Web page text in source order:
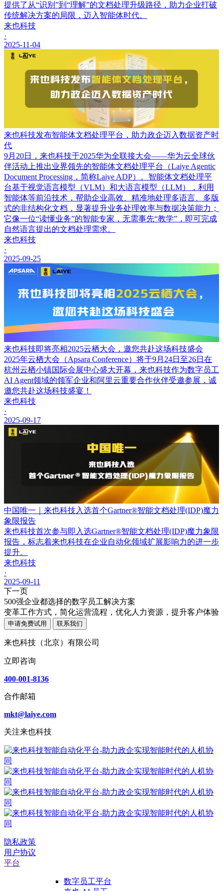
提供了从“识别”到“理解”的文档处理升级路径，助力企业打破
传统解决方案的局限，迈入智能体时代。
来也科技
·
2025-11-04
来也科技发布智能体文档处理平台，助力政企迈入数据资产时
代
9月20日，来也科技于2025华为全联接大会——华为云全球伙
伴活动上推出业界领先的智能体文档处理平台（Laiye Agentic
Document Processing，简称Laiye ADP）。智能体文档处理平
台基于视觉语言模型（VLM）和大语言模型（LLM），利用
智能体等前沿技术，帮助企业高效、精准地处理多语言、多版
式的非结构化文档，显著提升业务处理效率与数据决策能力；
它像一位“读懂业务”的智能专家，无需事先“教学”，即可完成
自然语言提出的文档处理需求。
来也科技
·
2025-09-25
来也科技即将亮相2025云栖大会，邀您共赴这场科技盛会
2025年云栖大会（Apsara Conference）将于9月24日至26日在
杭州云栖小镇国际会展中心盛大开幕，来也科技作为数字员工
AI Agent领域的领军企业和阿里云重要合作伙伴受邀参展，诚
邀您共赴这场科技盛宴！
来也科技
·
2025-09-17
中国唯一｜来也科技入选首个Gartner®智能文档处理(IDP)魔力
象限报告
来也科技首次参与即入选Gartner®智能文档处理(IDP)魔力象限
报告，标志着来也科技在企业自动化领域扩展影响力的进一步
提升。
来也科技
·
2025-09-11
下一页
500强企业都选择的数字员工解决方案
变革工作方式，简化运营流程，优化人力资源，提升客户体验
申请免费试用 联系我们
来也科技（北京）有限公司
立即咨询
400-001-8136
合作邮箱
mkt@laiye.com
关注来也科技
隐私政策
用户协议
平台
数字员工平台